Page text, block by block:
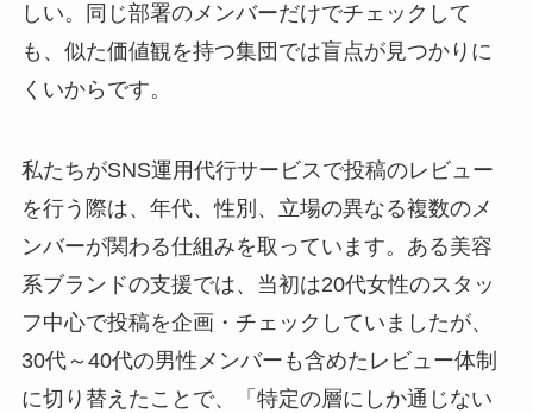
しい。同じ部署のメンバーだけでチェックして
も、似た価値観を持つ集団では盲点が見つかりに
くいからです。
私たちがSNS運用代行サービスで投稿のレビュー
を行う際は、年代、性別、立場の異なる複数のメ
ンバーが関わる仕組みを取っています。ある美容
系ブランドの支援では、当初は20代女性のスタッ
フ中心で投稿を企画・チェックしていましたが、
30代～40代の男性メンバーも含めたレビュー体制
に切り替えたことで、「特定の層にしか通じない